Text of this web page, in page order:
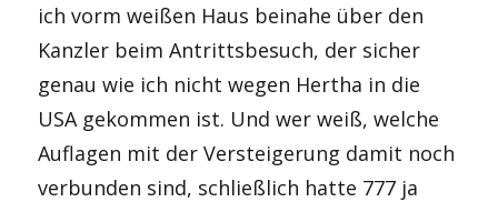
ich vorm weißen Haus beinahe über den
Kanzler beim Antrittsbesuch, der sicher
genau wie ich nicht wegen Hertha in die
USA gekommen ist. Und wer weiß, welche
Auflagen mit der Versteigerung damit noch
verbunden sind, schließlich hatte 777 ja